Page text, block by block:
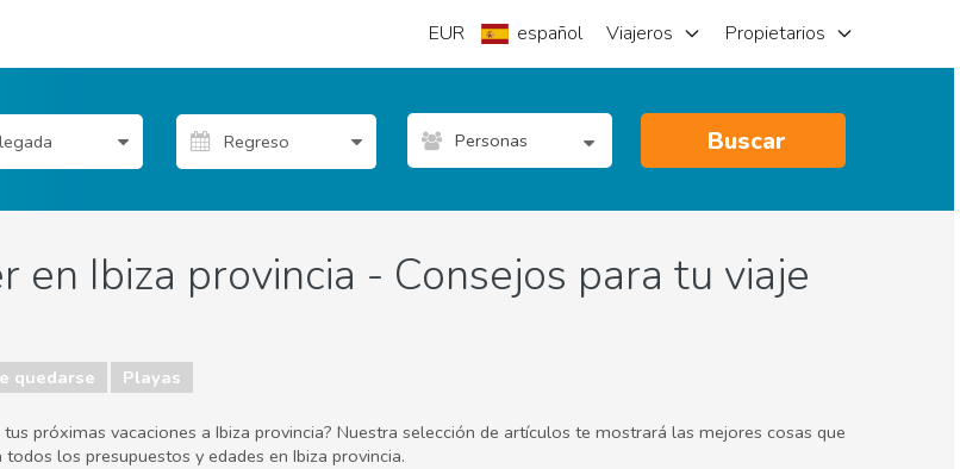
EUR español Viajeros Propietarios
Personas Buscar
en Ibiza provincia - Consejos para tu viaje
quedarse Playas
próximas vacaciones a Ibiza provincia? Nuestra selección de artículos te mostrará las mejores cosas que
los presupuestos y edades en Ibiza provincia.